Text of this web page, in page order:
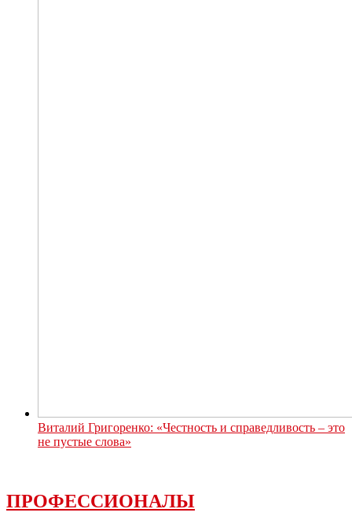
Виталий Григоренко: «Честность и справедливость – это
не пустые слова»
ПРОФЕССИОНАЛЫ